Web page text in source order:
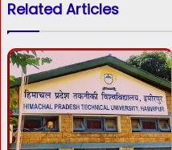
Related Articles